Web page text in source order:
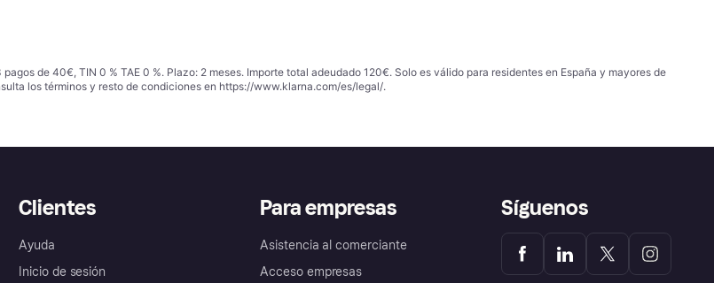
de 40€, TIN 0 % TAE 0 %. Plazo: 2 meses. Importe total adeudado 120€. Solo es válido para residentes en España y mayores de
los términos y resto de condiciones en https://www.klarna.com/es/legal/.
Clientes
Ayuda
Inicio de sesión
Para empresas
Asistencia al comerciante
Acceso empresas
Síguenos